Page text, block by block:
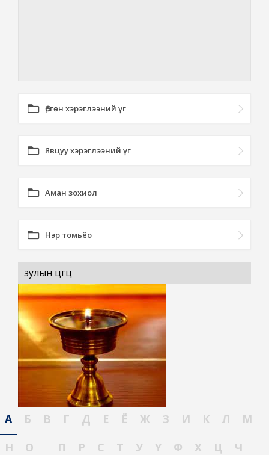
Өргөн хэрэглээний үг
Явцуу хэрэглээний үг
Аман зохиол
Нэр томьёо
зулын цөгц
А Б В Г Д Е Ё Ж З И К Л
М
Н
О П Р С Т У Ү Ф Х Ц
Ч